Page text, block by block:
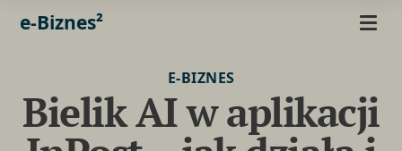
e-Biznes²
E-BIZNES
Bielik AI w aplikacji